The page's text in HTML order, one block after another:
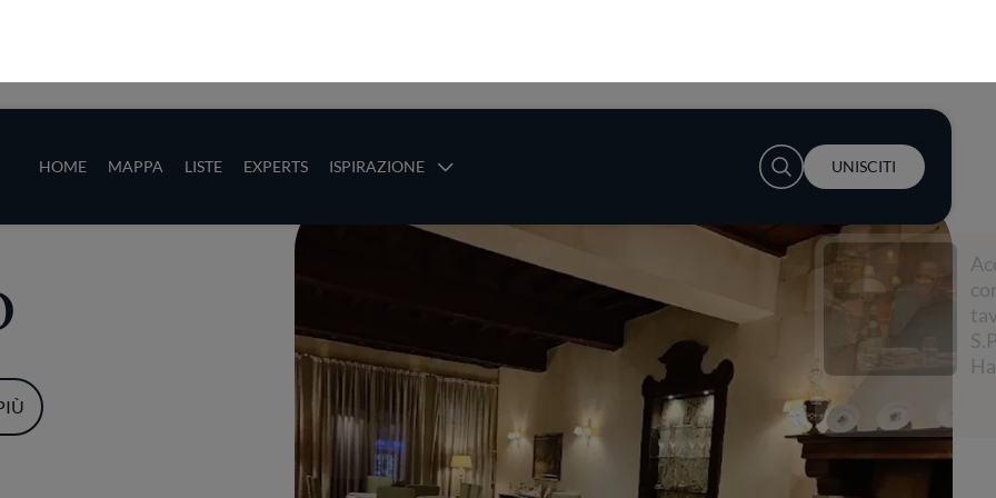
HOME MAPPA LISTE EXPERTS ISPIRAZIONE UNISCITI
Accendi la
tavola con
S.Pellegrino e Lewis
Hamilton